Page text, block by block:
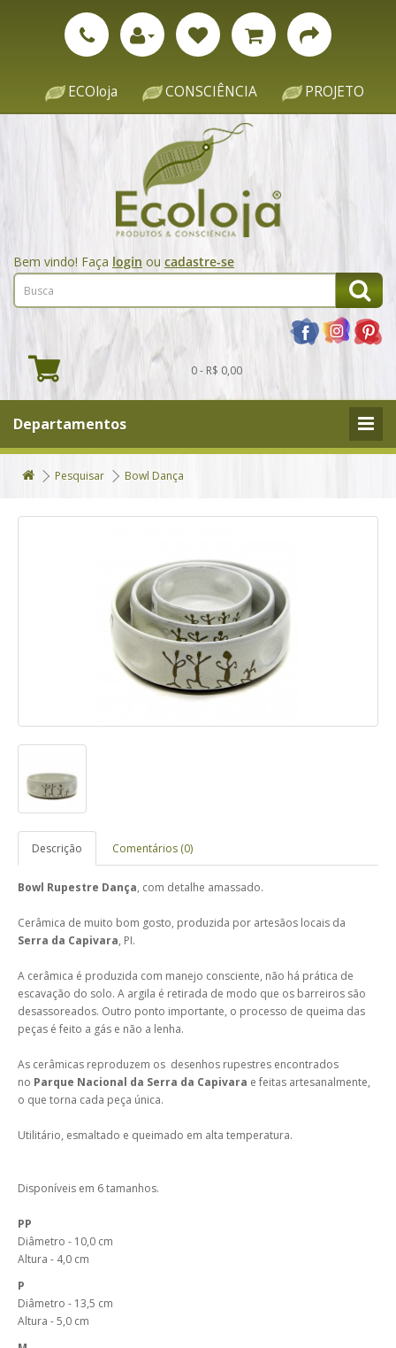
ECOloja CONSCIÊNCIA PROJETO
Bem vindo! Faça login ou cadastre-se
0 - R$ 0,00
Departamentos
Pesquisar Bowl Dança
Descrição Comentários (0)
Bowl Rupestre Dança, com detalhe amassado.
Cerâmica de muito bom gosto, produzida por artesãos locais da
Serra da Capivara, PI.
A cerâmica é produzida com manejo consciente, não há prática de
escavação do solo. A argila é retirada de modo que os barreiros são
desassoreados. Outro ponto importante, o processo de queima das
peças é feito a gás e não a lenha.
As cerâmicas reproduzem os desenhos rupestres encontrados
no Parque Nacional da Serra da Capivara e feitas artesanalmente,
o que torna cada peça única.
Utilitário, esmaltado e queimado em alta temperatura.
Disponíveis em 6 tamanhos.
PP
Diâmetro - 10,0 cm
Altura - 4,0 cm
P
Diâmetro - 13,5 cm
Altura - 5,0 cm